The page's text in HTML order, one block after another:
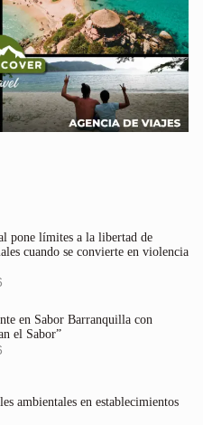
pone límites a la libertad de
cuando se convierte en violencia
en Sabor Barranquilla con
el Sabor”
ambientales en establecimientos